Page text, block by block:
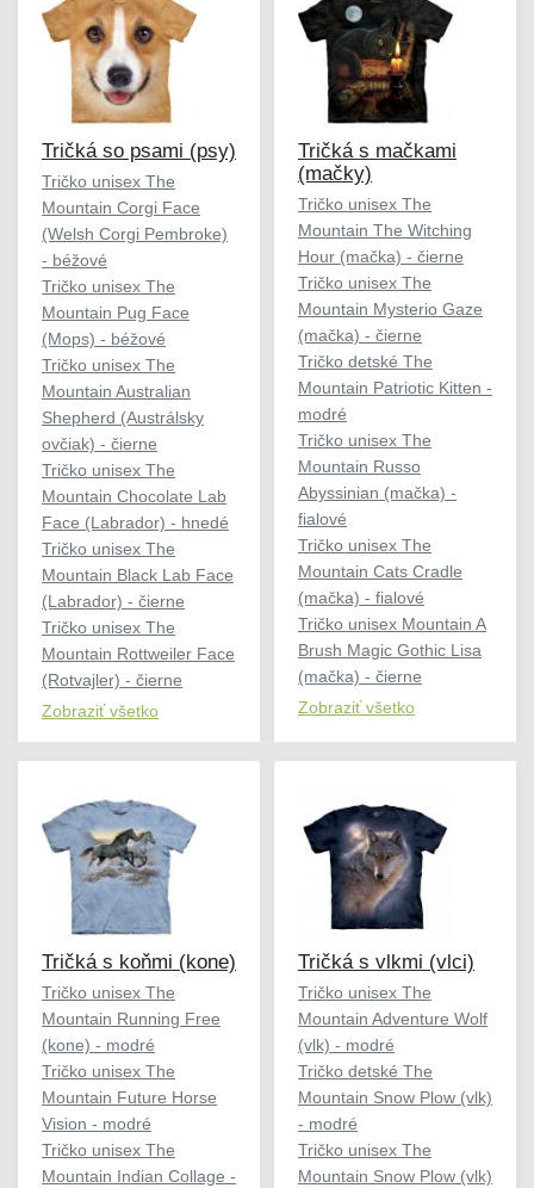
Tričká so psami (psy)
Tričko unisex The
Mountain Corgi Face
(Welsh Corgi Pembroke)
- béžové
Tričko unisex The
Mountain Pug Face
(Mops) - béžové
Tričko unisex The
Mountain Australian
Shepherd (Austrálsky
ovčiak) - čierne
Tričko unisex The
Mountain Chocolate Lab
Face (Labrador) - hnedé
Tričko unisex The
Mountain Black Lab Face
(Labrador) - čierne
Tričko unisex The
Mountain Rottweiler Face
(Rotvajler) - čierne
Zobraziť všetko
Tričká s mačkami
(mačky)
Tričko unisex The
Mountain The Witching
Hour (mačka) - čierne
Tričko unisex The
Mountain Mysterio Gaze
(mačka) - čierne
Tričko detské The
Mountain Patriotic Kitten -
modré
Tričko unisex The
Mountain Russo
Abyssinian (mačka) -
fialové
Tričko unisex The
Mountain Cats Cradle
(mačka) - fialové
Tričko unisex Mountain A
Brush Magic Gothic Lisa
(mačka) - čierne
Zobraziť všetko
Tričká s koňmi (kone)
Tričko unisex The
Mountain Running Free
(kone) - modré
Tričko unisex The
Mountain Future Horse
Vision - modré
Tričko unisex The
Mountain Indian Collage -
Tričká s vlkmi (vlci)
Tričko unisex The
Mountain Adventure Wolf
(vlk) - modré
Tričko detské The
Mountain Snow Plow (vlk)
- modré
Tričko unisex The
Mountain Snow Plow (vlk)